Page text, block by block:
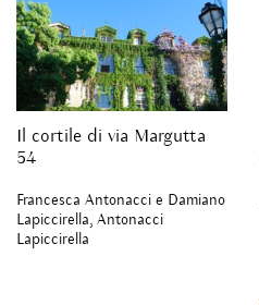
Il cortile di via Margutta
54
Francesca Antonacci e Damiano
Lapiccirella, Antonacci
Lapiccirella